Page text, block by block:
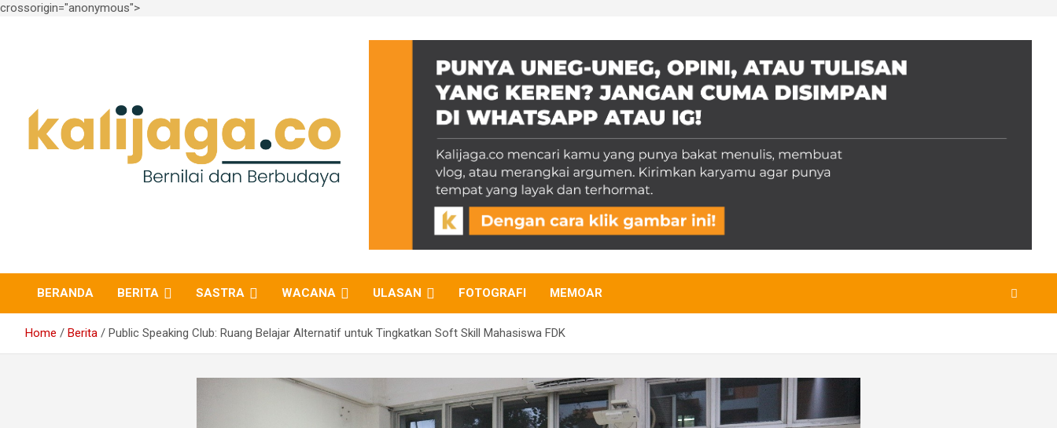
crossorigin="anonymous">
BERANDA BERITA SASTRA WACANA ULASAN FOTOGRAFI MEMOAR
Home Berita Public Speaking Club: Ruang Belajar Alternatif untuk Tingkatkan Soft Skill Mahasiswa FDK